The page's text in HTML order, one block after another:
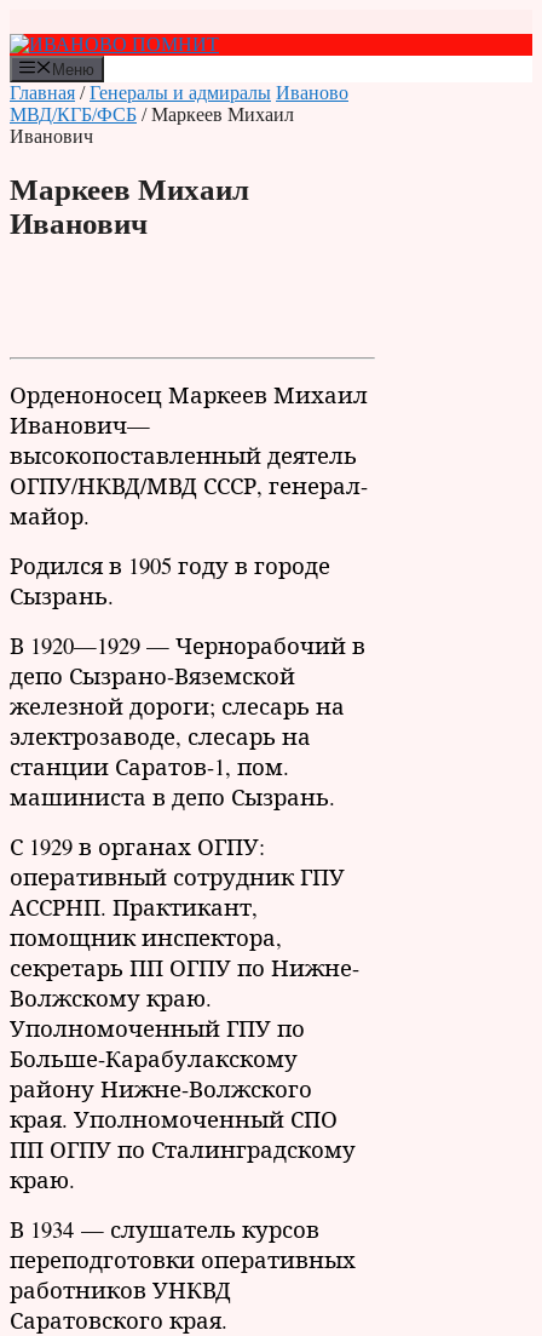
к
содержимому
Меню
Главная /Генералы и адмиралы Иваново
МВД/КГБ/ФСБ / Маркеев Михаил
Иванович
Маркеев Михаил
Иванович
Орденоносец Маркеев Михаил
Иванович—
высокопоставленный деятель
ОГПУ/НКВД/МВД СССР, генерал-
майор.
Родился в 1905 году в городе
Сызрань.
В 1920—1929 — Чернорабочий в
депо Сызрано-Вяземской
железной дороги; слесарь на
электрозаводе, слесарь на
станции Саратов-1, пом.
машиниста в депо Сызрань.
С 1929 в органах ОГПУ:
оперативный сотрудник ГПУ
АССРНП. Практикант,
помощник инспектора,
секретарь ПП ОГПУ по Нижне-
Волжскому краю.
Уполномоченный ГПУ по
Больше-Карабулакскому
району Нижне-Волжского
края. Уполномоченный СПО
ПП ОГПУ по Сталинградскому
краю.
В 1934 — слушатель курсов
переподготовки оперативных
работников УНКВД
Саратовского края.